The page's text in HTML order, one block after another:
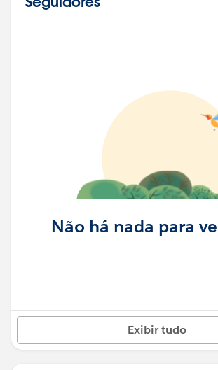
Não há nada para
Exibir tudo